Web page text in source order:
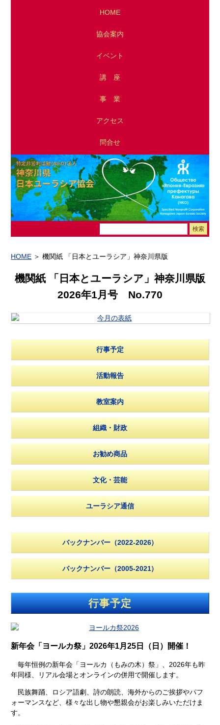
HOME
協会案内
イベント
講 座
事 業
アクセス
問合せ
HOME ＞ 機関紙 「日本とユーラシア」神奈川県版
機関紙 「日本とユーラシア」神奈川県版
2026年1月号 No.770
行事予定
活動報告
教室案内
組織・財政
お勧め商品
文化・芸能
ユーラシア通信
バックナンバー（2022-2026）
バックナンバー（2005-2021）
行事予定
新年会「ヨールカ祭」2026年1月25日（日）開催！
毎年恒例の新年会「ヨールカ（もみの木）祭」、2026年も昨
年同様、リアル会場とオンラインの併用で開催します。
民族舞踊、ロシア語劇、詩の朗読、海外からのご挨拶やパフ
ォーマンスなど、様々な出し物や懇親会がお楽しみいただけま
す。